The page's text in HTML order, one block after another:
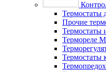
Термостаты
Прочие
Термостаты
Термореле
Термостаты